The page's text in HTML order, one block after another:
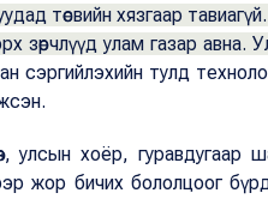
төсвийн хязгаар
зөрчлүүд улам газар авна.
сэргийлэхийн тулд
улсын хоёр, гуравдугаар
жор бичих бололцоог